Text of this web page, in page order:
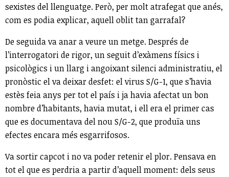
sexistes del llenguatge. Però, per molt atrafegat que anés,
com es podia explicar, aquell oblit tan garrafal?
De seguida va anar a veure un metge. Després de
l’interrogatori de rigor, un seguit d’exàmens físics i
psicològics i un llarg i angoixant silenci administratiu, el
pronòstic el va deixar desfet: el virus S/G-1, que s’havia
estès feia anys per tot el país i ja havia afectat un bon
nombre d’habitants, havia mutat, i ell era el primer cas
que es documentava del nou S/G-2, que produïa uns
efectes encara més esgarrifosos.
Va sortir capcot i no va poder retenir el plor. Pensava en
tot el que es perdria a partir d’aquell moment: dels seus